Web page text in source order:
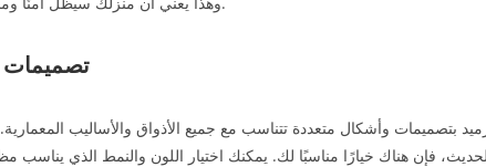
تصميمات
بتصميمات وأشكال متعددة تتناسب مع جميع الأذواق والأساليب
فإن هناك خيارًا مناسبًا لك. يمكنك اختيار اللون والنمط الذي